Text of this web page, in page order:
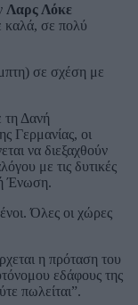
Λαρς Λόκε
καλά, σε πολύ
σε σχέση με
τη Δανή
Γερμανίας, οι
να διεξαχθούν
με τις δυτικές
Ένωση.
Όλες οι χώρες
η πρόταση του
εδάφους της
πωλείται”.